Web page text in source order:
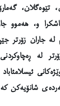
تێوەگلان،
و، هەموو
جاران زۆرتر
لە
شانۆیەکن